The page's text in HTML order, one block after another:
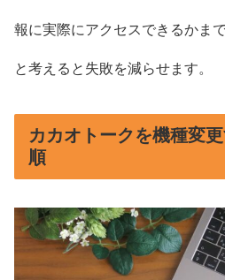
報に実際にアクセスできるかま
と考えると失敗を減らせます。
カカオトークを機種変
順